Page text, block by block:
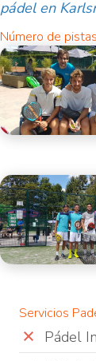
pádel en
Número de
Servicios
Pádel